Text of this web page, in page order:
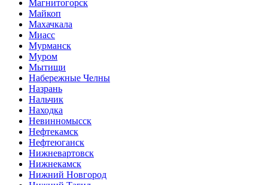
Магнитогорск
Майкоп
Махачкала
Миасс
Мурманск
Муром
Мытищи
Набережные Челны
Назрань
Нальчик
Находка
Невинномысск
Нефтекамск
Нефтеюганск
Нижневартовск
Нижнекамск
Нижний Новгород